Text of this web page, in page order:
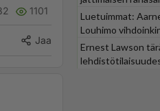
1101
Jaa
Luetuimmat:
Louhimo
odotti
Ernest Lawson